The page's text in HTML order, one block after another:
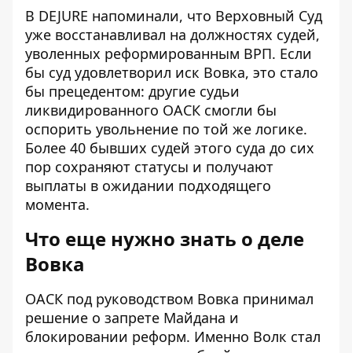
В DEJURE напоминали, что Верховный Суд
уже восстанавливал на должностях судей,
уволенных реформированным ВРП. Если
бы суд удовлетворил иск Вовка, это стало
бы прецедентом: другие судьи
ликвидированного ОАСК смогли бы
оспорить увольнение по той же логике.
Более 40 бывших судей этого суда до сих
пор сохраняют статусы и получают
выплаты в ожидании подходящего
момента.
Что еще нужно знать о деле
Вовка
ОАСК под руководством Вовка принимал
решение о запрете Майдана и
блокировании реформ. Именно Волк стал